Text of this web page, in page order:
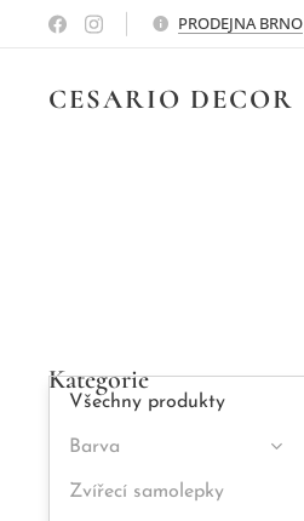
PRODEJNA BRNO
CESARIO DECOR
Kategorie
Všechny produkty
Barva
Zvířecí samolepky